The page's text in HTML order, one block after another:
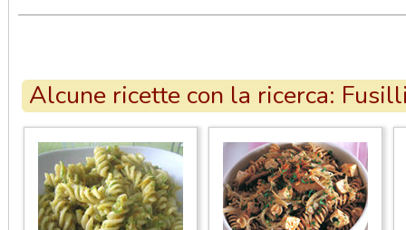
Alcune ricette con la ricerca: